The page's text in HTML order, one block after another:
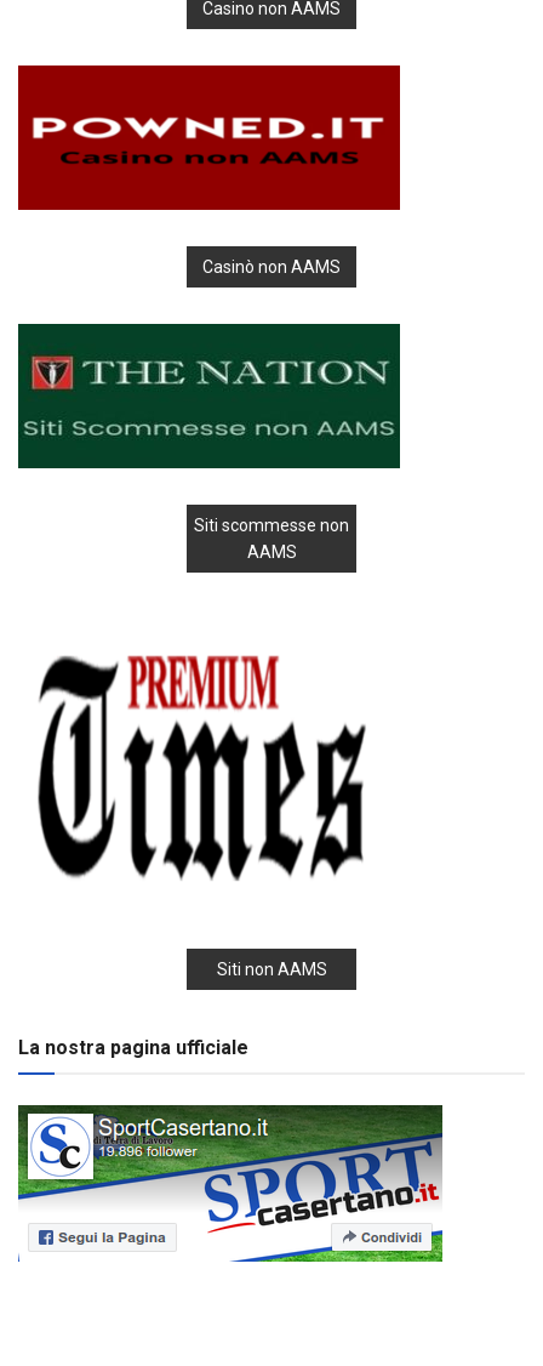
Casino non AAMS
Casinò non AAMS
Siti scommesse non
AAMS
Siti non AAMS
La nostra pagina ufficiale